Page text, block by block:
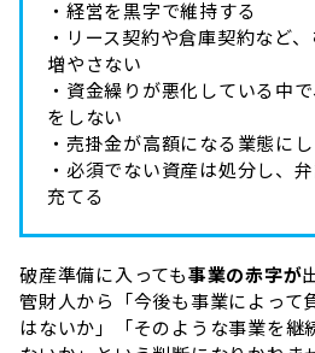
・経営を黒字で維持する
・リース契約や倉庫契約など
増やさない
・資金繰りが悪化している中
をしない
・売掛金が高額になる業態に
・必須でない資産は処分し、
充てる
破産準備に入っても事業の赤字が
管財人から「今後も事業によって
はないか」「そのような事業を継